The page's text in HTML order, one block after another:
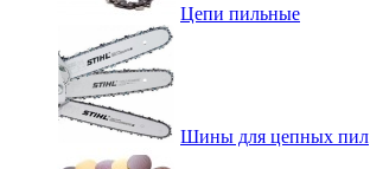
Цепи пильные
Шины для цепных пил